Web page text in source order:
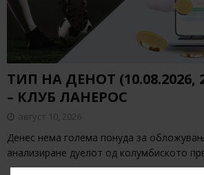
ТИП НА ДЕНОТ (10.08.2026,
– КЛУБ ЛАНЕРОС
август 10, 2026
Денес нема голема понуда за
анализиране дуелот од колумбиското